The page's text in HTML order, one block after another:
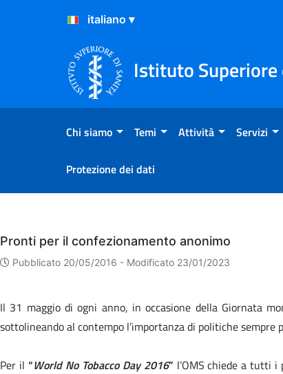
Salta al Contenuto
Salta al Footer
Istituto Superiore
Chi siamo Temi Attività Servizi
Protezione dei dati
Eventi
Pronti per il confezionamento anonimo
Pubblicato 20/05/2016 - Modificato 23/01/2023
Il 31 maggio di ogni anno, in occasione della Giornata
sottolineando al contempo l’importanza di politiche
Per il “World No Tobacco Day 2016” l’OMS chiede a tutti